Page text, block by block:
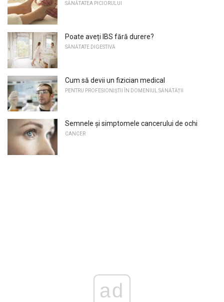
SĂNĂTATEA PICIORULUI
Poate aveți IBS fără durere?
SĂNĂTATE DIGESTIVĂ
Cum să devii un fizician medical
PENTRU PROFESIONIȘTII ÎN DOMENIUL SĂNĂTĂȚII
Semnele și simptomele cancerului de ochi
CANCER
ad